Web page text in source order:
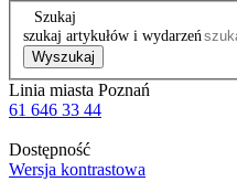
Szukaj
szukaj artykułów i wydarzeń
Wyszukaj
Linia miasta Poznań
61 646 33 44
Dostępność
Wersja kontrastowa